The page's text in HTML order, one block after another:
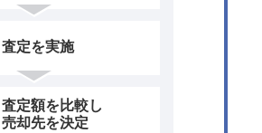
査定を実施
査定額を比較し
売却先を決定